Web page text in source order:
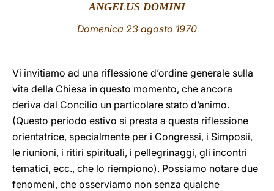
LATINE
ANGELUS DOMINI
Domenica 23 agosto 1970
Vi invitiamo ad una riflessione d’ordine generale sulla
vita della Chiesa in questo momento, che ancora
deriva dal Concilio un particolare stato d’animo.
(Questo periodo estivo si presta a questa riflessione
orientatrice, specialmente per i Congressi, i Simposii,
le riunioni, i ritiri spirituali, i pellegrinaggi, gli incontri
tematici, ecc., che lo riempiono). Possiamo notare due
fenomeni, che osserviamo non senza qualche